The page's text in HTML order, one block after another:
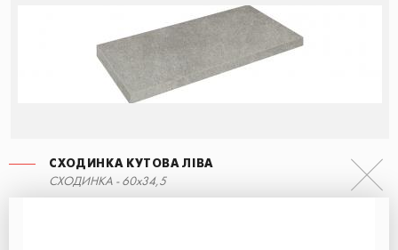
СХОДИНКА КУТОВА ЛІВА
СХОДИНКА - 60x34,5